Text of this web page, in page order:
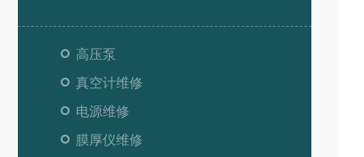
高压泵
真空计维修
电源维修
膜厚仪维修